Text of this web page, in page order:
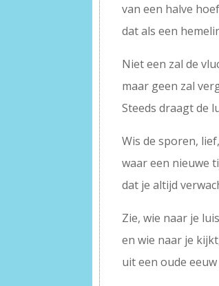
van een halve
dat als een
Niet een zal de
maar geen zal
Steeds draagt de
Wis de sporen,
waar een nieuwe
dat je altijd
Zie, wie naar je
en wie naar je
uit een oude